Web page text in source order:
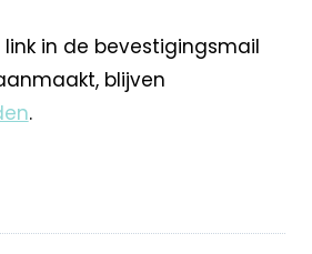
in de bevestigingsmail
blijven
.